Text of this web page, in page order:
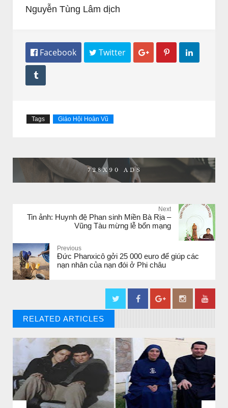
Nguyễn Tùng Lâm dịch
 Facebook  Twitter   

Tags Giáo Hội Hoàn Vũ
Next
Tin ảnh: Huynh đệ Phan sinh Miền Bà Rịa –
Vũng Tàu mừng lễ bổn mạng
Previous
Đức Phanxicô gởi 25 000 euro để giúp các
nạn nhân của nạn đói ở Phi châu
RELATED ARTICLES
// THAT'S WHAT YOU MIGHT BE LOOKING FOR